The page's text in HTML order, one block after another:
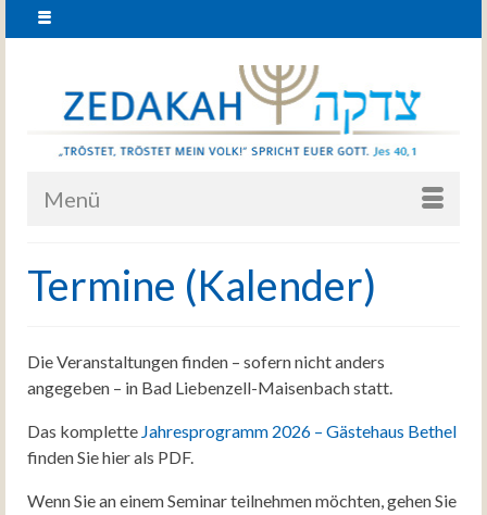
Menü
Termine (Kalender)
Die Veranstaltungen finden – sofern nicht anders
angegeben – in Bad Liebenzell-Maisenbach statt.
Das komplette Jahresprogramm 2026 – Gästehaus Bethel
finden Sie hier als PDF.
Wenn Sie an einem Seminar teilnehmen möchten, gehen Sie